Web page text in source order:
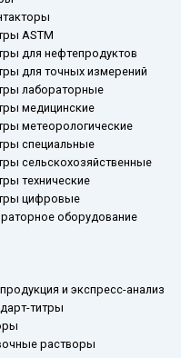
ASTM
для нефтепродуктов
для точных измерений
лабораторные
медицинские
метеорологические
специальные
сельскохозяйственные
технические
цифровые
оборудование
и экспресс-анализ
титры
растворы